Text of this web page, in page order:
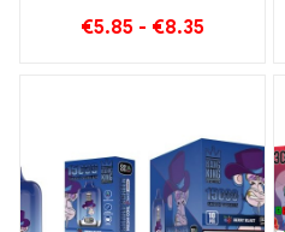
uvolňující potěšení z
€5.85 - €8.35